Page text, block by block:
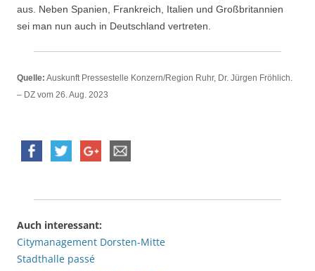
aus. Neben Spanien, Frankreich, Italien und Großbritannien
sei man nun auch in Deutschland vertreten.
Quelle: Auskunft Pressestelle Konzern/Region Ruhr, Dr. Jürgen Fröhlich.
– DZ vom 26. Aug. 2023
Auch interessant:
Citymanagement Dorsten-Mitte
Stadthalle passé